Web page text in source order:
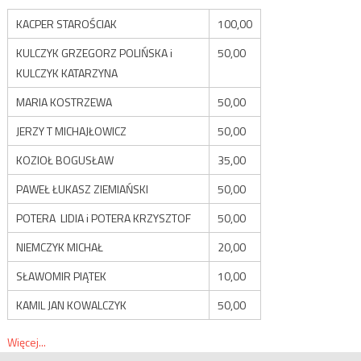
KACPER STAROŚCIAK
100,00
KULCZYK GRZEGORZ POLIŃSKA i
KULCZYK KATARZYNA
50,00
MARIA KOSTRZEWA
50,00
JERZY T MICHAJŁOWICZ
50,00
KOZIOŁ BOGUSŁAW
35,00
PAWEŁ ŁUKASZ ZIEMIAŃSKI
50,00
POTERA LIDIA i POTERA KRZYSZTOF
50,00
NIEMCZYK MICHAŁ
20,00
SŁAWOMIR PIĄTEK
10,00
KAMIL JAN KOWALCZYK
50,00
Więcej...